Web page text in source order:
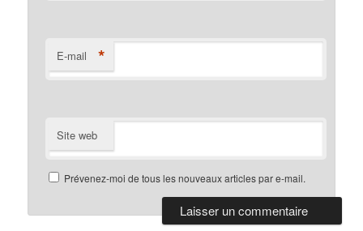
E-mail *
Site web
Prévenez-moi de tous les nouveaux articles par e-mail.